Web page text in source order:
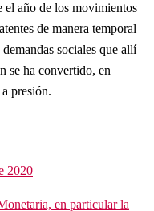
el año de los movimientos
de manera temporal
sociales que allí
se ha convertido, en
presión.
2020